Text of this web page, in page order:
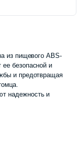
​​из пищевого ABS-
безопасной и
и предотвращая
надежность и